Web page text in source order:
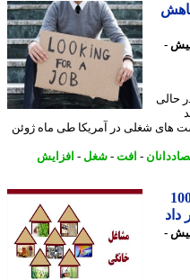
شغلی در آمریکا طی ماه ژوئن
-افت -شغل-افزایش